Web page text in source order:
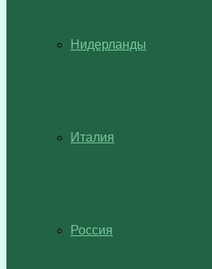
Нидерланды
Италия
Россия